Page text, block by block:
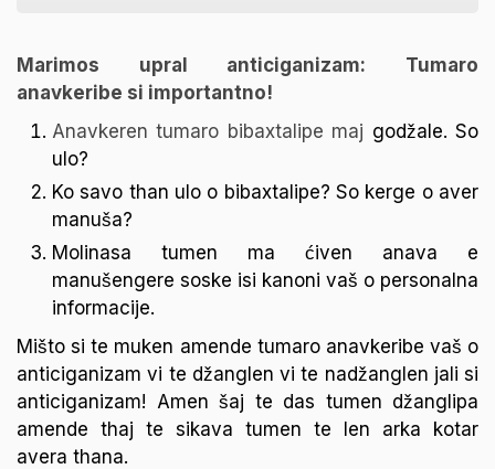
Marimos upral anticiganizam: Tumaro
anavkeribe si importantno!
Anavkeren tumaro bibaxtalipe maj godžale. So
ulo?
Ko savo than ulo o bibaxtalipe? So kerge o aver
manuša?
Molinasa tumen ma ćiven anava e
manušengere soske isi kanoni vaš o personalna
informacije.
Mišto si te muken amende tumaro anavkeribe vaš o
anticiganizam vi te džanglen vi te nadžanglen jali si
anticiganizam! Amen šaj te das tumen džanglipa
amende thaj te sikava tumen te len arka kotar
avera thana.